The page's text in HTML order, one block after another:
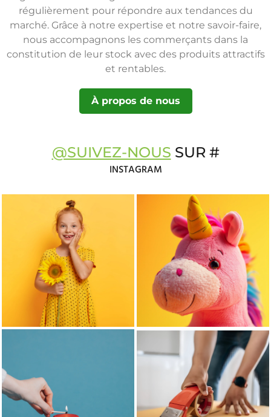
régulièrement pour répondre aux tendances du
marché. Grâce à notre expertise et notre savoir-faire,
nous accompagnons les commerçants dans la
constitution de leur stock avec des produits attractifs
et rentables.
À propos de nous
@SUIVEZ-NOUS SUR #
INSTAGRAM